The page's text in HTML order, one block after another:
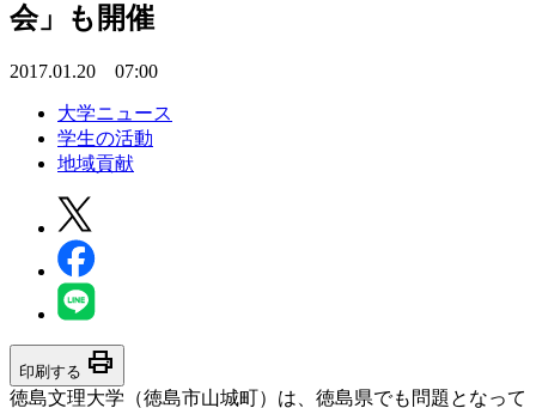
会」も開催
2017.01.20 07:00
大学ニュース
学生の活動
地域貢献
印刷する print
徳島文理大学（徳島市山城町）は、徳島県でも問題となって